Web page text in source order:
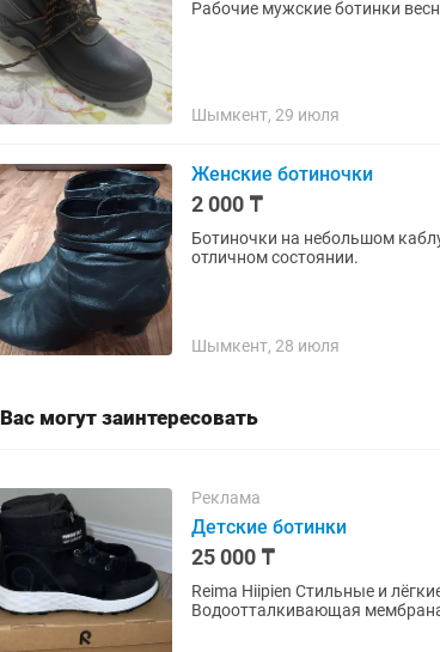
Рабочие мужские ботинки
Шымкент, 29 июля
Женские ботиночки
2 000 ₸
Ботиночки на небольшом
отличном состоянии.
Шымкент, 28 июля
Вас могут заинтересовать
Реклама
Детские ботинки
25 000 ₸
Reima Hiipien Стильные и лёгкие демисезонные ботинки Reima Hiipien для детей.
Водоотталкивающая